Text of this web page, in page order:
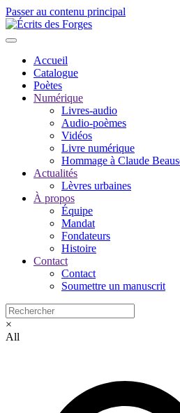
Passer au contenu principal
Accueil
Catalogue
Poètes
Numérique
Livres-audio
Audio-poèmes
Vidéos
Livre numérique
Hommage à Claude
Actualités
Lèvres urbaines
À propos
Équipe
Mandat
Fondateurs
Histoire
Contact
Contact
Soumettre un manuscrit
×
All